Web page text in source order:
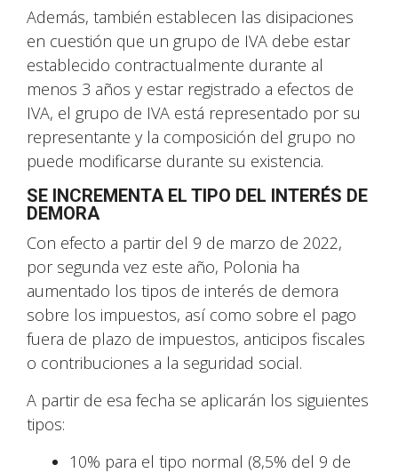
Además, también establecen las disipaciones
en cuestión que un grupo de IVA debe estar
establecido contractualmente durante al
menos 3 años y estar registrado a efectos de
IVA, el grupo de IVA está representado por su
representante y la composición del grupo no
puede modificarse durante su existencia.
SE INCREMENTA EL TIPO DEL INTERÉS DE
DEMORA
Con efecto a partir del 9 de marzo de 2022,
por segunda vez este año, Polonia ha
aumentado los tipos de interés de demora
sobre los impuestos, así como sobre el pago
fuera de plazo de impuestos, anticipos fiscales
o contribuciones a la seguridad social.
A partir de esa fecha se aplicarán los siguientes
tipos:
10% para el tipo normal (8,5% del 9 de